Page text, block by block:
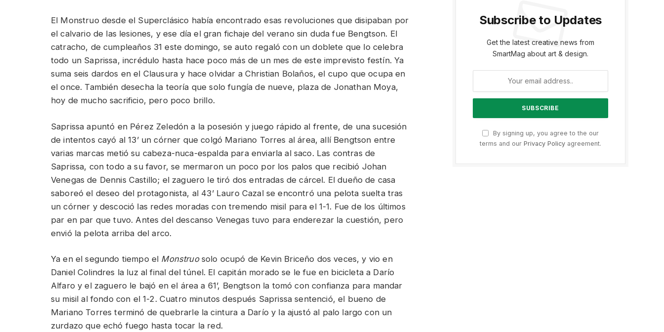
El Monstruo desde el Superclásico había encontrado esas revoluciones que disipaban por
el calvario de las lesiones, y ese día el gran fichaje del verano sin duda fue Bengtson. El
catracho, de cumpleaños 31 este domingo, se auto regaló con un doblete que lo celebra
todo un Saprissa, incrédulo hasta hace poco más de un mes de este imprevisto festín. Ya
suma seis dardos en el Clausura y hace olvidar a Christian Bolaños, el cupo que ocupa en
el once. También desecha la teoría que solo fungía de nueve, plaza de Jonathan Moya,
hoy de mucho sacrificio, pero poco brillo.
Saprissa apuntó en Pérez Zeledón a la posesión y juego rápido al frente, de una sucesión
de intentos cayó al 13’ un córner que colgó Mariano Torres al área, allí Bengtson entre
varias marcas metió su cabeza-nuca-espalda para enviarla al saco. Las contras de
Saprissa, con todo a su favor, se mermaron un poco por los palos que recibió Johan
Venegas de Dennis Castillo; el zaguero le tiró dos entradas de cárcel. El dueño de casa
saboreó el deseo del protagonista, al 43’ Lauro Cazal se encontró una pelota suelta tras
un córner y descoció las redes moradas con tremendo misil para el 1-1. Fue de los últimos
par en par que tuvo. Antes del descanso Venegas tuvo para enderezar la cuestión, pero
envió la pelota arriba del arco.
Ya en el segundo tiempo el Monstruosolo ocupó de Kevin Briceño dos veces, y vio en
Daniel Colindres la luz al final del túnel. El capitán morado se le fue en bicicleta a Darío
Alfaro y el zaguero le bajó en el área a 61’, Bengtson la tomó con confianza para mandar
su misil al fondo con el 1-2. Cuatro minutos después Saprissa sentenció, el bueno de
Mariano Torres terminó de quebrarle la cintura a Darío y la ajustó al palo largo con un
zurdazo que echó fuego hasta tocar la red.
Subscribe to Updates
Get the latest creative news from
SmartMag about art & design.
By signing up, you agree to the our
terms and our Privacy Policy agreement.